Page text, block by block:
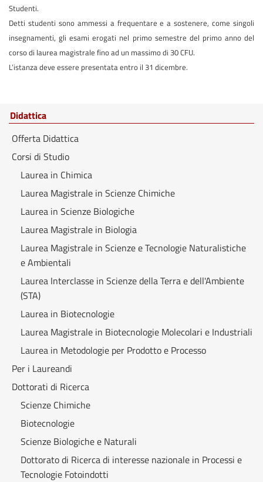
Studenti.
Detti studenti sono ammessi a frequentare e a sostenere, come singoli
insegnamenti, gli esami erogati nel primo semestre del primo anno del
corso di laurea magistrale fino ad un massimo di 30 CFU.
L’istanza deve essere presentata entro il 31 dicembre.
Didattica
Offerta Didattica
Corsi di Studio
Laurea in Chimica
Laurea Magistrale in Scienze Chimiche
Laurea in Scienze Biologiche
Laurea Magistrale in Biologia
Laurea Magistrale in Scienze e Tecnologie Naturalistiche
e Ambientali
Laurea Interclasse in Scienze della Terra e dell'Ambiente
(STA)
Laurea in Biotecnologie
Laurea Magistrale in Biotecnologie Molecolari e Industriali
Laurea in Metodologie per Prodotto e Processo
Per i Laureandi
Dottorati di Ricerca
Scienze Chimiche
Biotecnologie
Scienze Biologiche e Naturali
Dottorato di Ricerca di interesse nazionale in Processi e
Tecnologie Fotoindotti